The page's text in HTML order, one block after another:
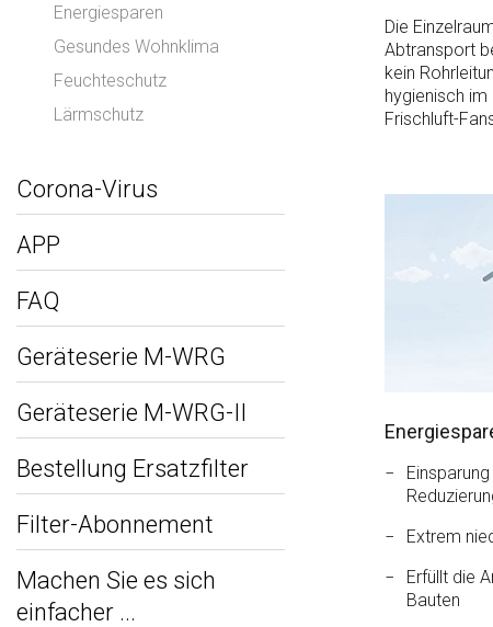
Energiesparen
Gesundes Wohnklima
Feuchteschutz
Lärmschutz
Corona-Virus
APP
FAQ
Geräteserie M-WRG
Geräteserie M-WRG-II
Bestellung Ersatzfilter
Filter-Abonnement
Machen Sie es sich
einfacher ...
Die
Abtransport
kein
hygienisch
Frischluft-
Extrem
Erfüllt die
Bauten